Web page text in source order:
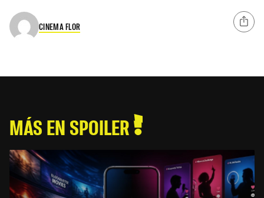
CINEMA FLOR
MÁS EN SPOILER